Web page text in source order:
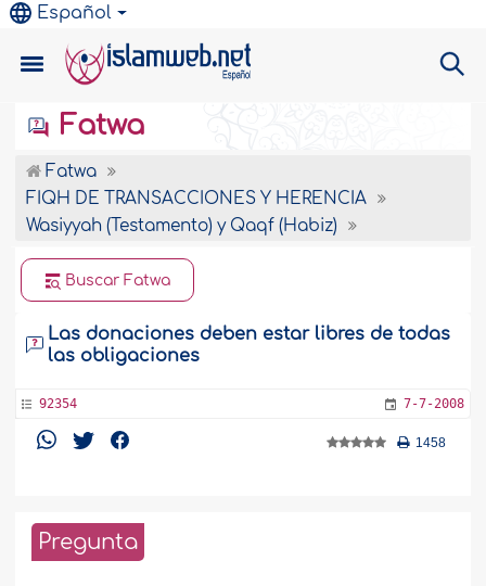
Español
Fatwa
Fatwa
FIQH DE TRANSACCIONES Y HERENCIA
Wasiyyah (Testamento) y Qaqf (Habiz)
Buscar Fatwa
Las donaciones deben estar libres de todas
las obligaciones
92354 7-7-2008
1458
Pregunta